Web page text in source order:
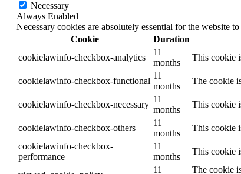
Necessary
Always Enabled
Necessary cookies are absolutely essential for the website
Cookie
Duration
cookielawinfo-checkbox-analytics
11
months
This cookie
cookielawinfo-checkbox-functional
11
months
The cookie
cookielawinfo-checkbox-necessary
11
months
This cookie
cookielawinfo-checkbox-others
11
months
This cookie
cookielawinfo-checkbox-
performance
11
months
This cookie
11 The cookie